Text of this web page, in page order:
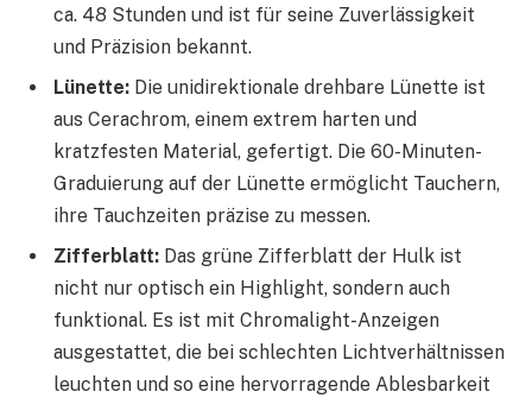
ca. 48 Stunden und ist für seine Zuverlässigkeit
und Präzision bekannt.
Lünette: Die unidirektionale drehbare Lünette ist
aus Cerachrom, einem extrem harten und
kratzfesten Material, gefertigt. Die 60-Minuten-
Graduierung auf der Lünette ermöglicht Tauchern,
ihre Tauchzeiten präzise zu messen.
Zifferblatt: Das grüne Zifferblatt der Hulk ist
nicht nur optisch ein Highlight, sondern auch
funktional. Es ist mit Chromalight-Anzeigen
ausgestattet, die bei schlechten Lichtverhältnissen
leuchten und so eine hervorragende Ablesbarkeit